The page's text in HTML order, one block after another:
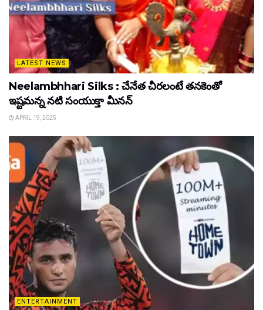
LATEST NEWS
Neelambhhari Silks : చేనేత చీరలంటే తనకెంతో
ఇష్టమన్న నటి సంయుక్తా మీనన్‌
APRIL 19, 2025
ENTERTAINMENT